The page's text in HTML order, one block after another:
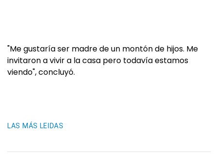
"Me gustaría ser madre de un montón de hijos. Me
invitaron a vivir a la casa pero todavía estamos
viendo", concluyó.
LAS MÁS LEIDAS